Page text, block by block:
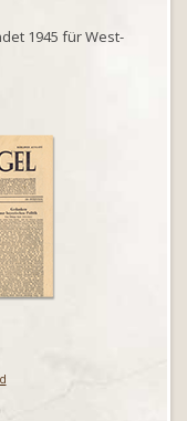
1945 für West-